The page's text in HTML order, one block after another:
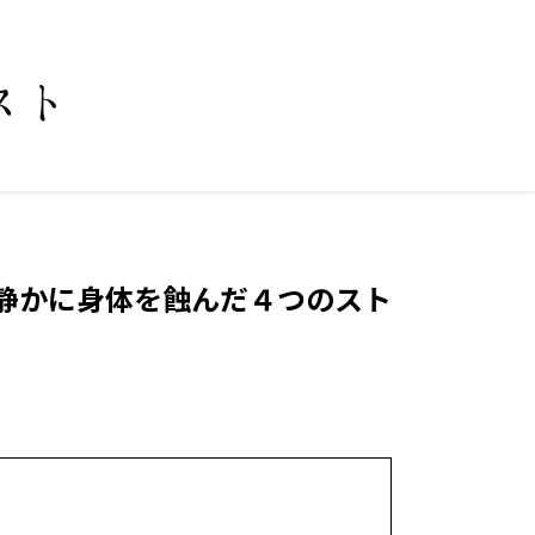
に身体を蝕んだ４つのスト